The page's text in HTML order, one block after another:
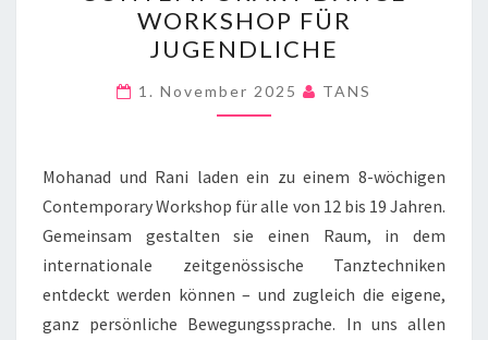
8
WOCHEN
CONTEMPORARY
DANCE
FÜR
JUGENDLICHE
WORKSHOP FÜR
JUGENDLICHE
1. November 2025 TANS
Mohanad und Rani laden ein zu einem 8-wöchigen
Contemporary Workshop für alle von 12 bis 19 Jahren.
Gemeinsam gestalten sie einen Raum, in dem
internationale zeitgenössische Tanztechniken
entdeckt werden können – und zugleich die eigene,
ganz persönliche Bewegungssprache. In uns allen